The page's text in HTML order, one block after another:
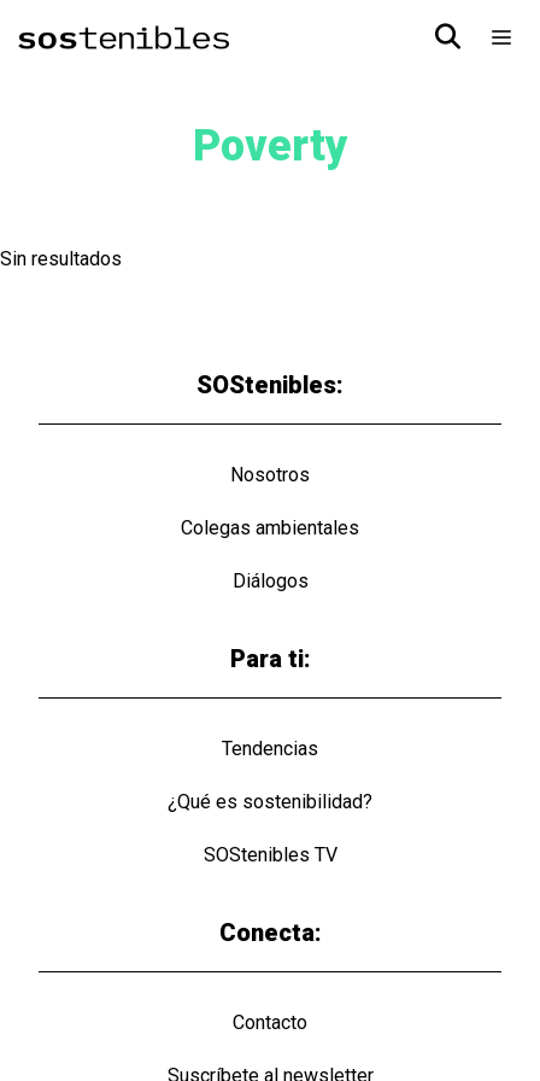
Poverty
Sin resultados
SOStenibles:
Nosotros
Colegas ambientales
Diálogos
Para ti:
Tendencias
¿Qué es sostenibilidad?
SOStenibles TV
Conecta:
Contacto
Suscríbete al newsletter